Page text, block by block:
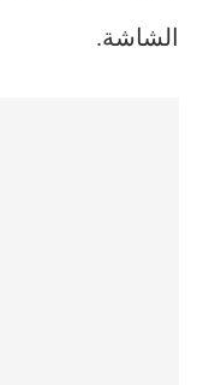
الشاشة.